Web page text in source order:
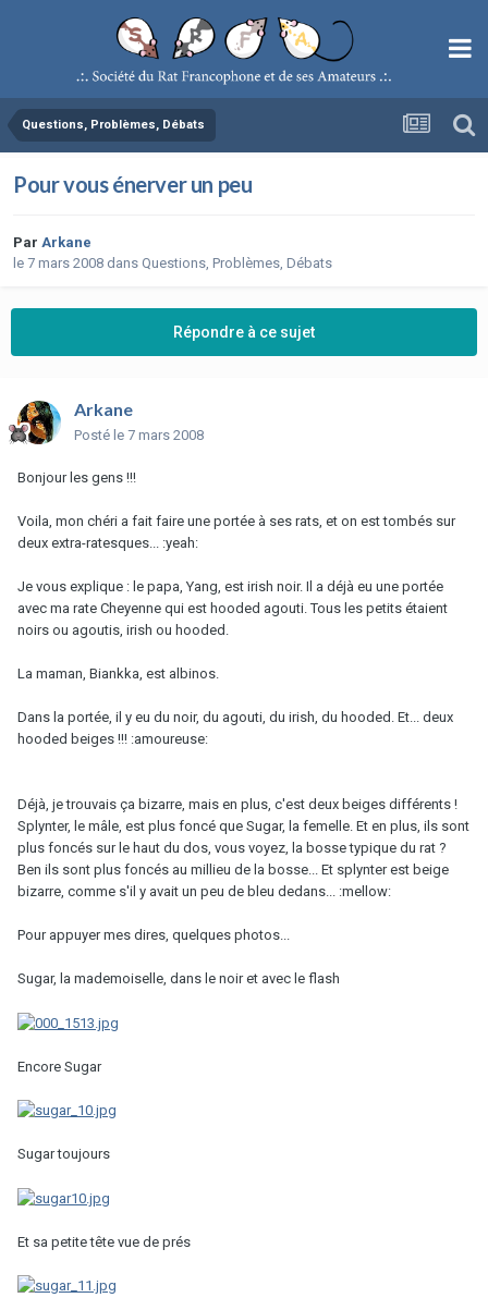
Questions, Problèmes, Débats
Pour vous énerver un peu
Par Arkane
le 7 mars 2008 dans Questions, Problèmes, Débats
Répondre à ce sujet
Arkane
Posté le 7 mars 2008
Bonjour les gens !!!
Voila, mon chéri a fait faire une portée à ses rats, et on est tombés sur
deux extra-ratesques... :yeah:
Je vous explique : le papa, Yang, est irish noir. Il a déjà eu une portée
avec ma rate Cheyenne qui est hooded agouti. Tous les petits étaient
noirs ou agoutis, irish ou hooded.
La maman, Biankka, est albinos.
Dans la portée, il y eu du noir, du agouti, du irish, du hooded. Et... deux
hooded beiges !!! :amoureuse:
Déjà, je trouvais ça bizarre, mais en plus, c'est deux beiges différents !
Splynter, le mâle, est plus foncé que Sugar, la femelle. Et en plus, ils sont
plus foncés sur le haut du dos, vous voyez, la bosse typique du rat ?
Ben ils sont plus foncés au millieu de la bosse... Et splynter est beige
bizarre, comme s'il y avait un peu de bleu dedans... :mellow:
Pour appuyer mes dires, quelques photos...
Sugar, la mademoiselle, dans le noir et avec le flash
Encore Sugar
Sugar toujours
Et sa petite tête vue de prés